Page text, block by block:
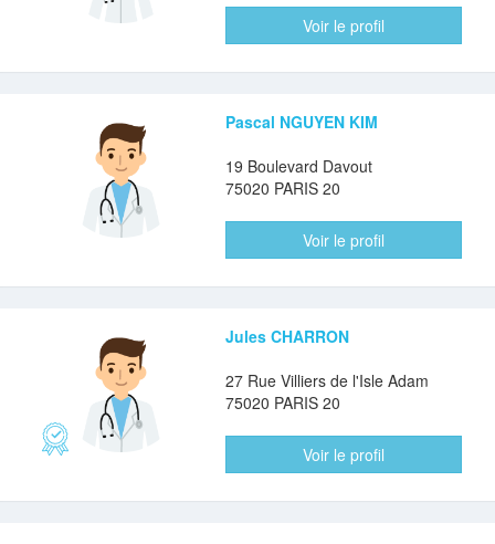
Voir le profil
Pascal NGUYEN KIM
19 Boulevard Davout
75020 PARIS 20
Voir le profil
Jules CHARRON
27 Rue Villiers de l'Isle Adam
75020 PARIS 20
Voir le profil